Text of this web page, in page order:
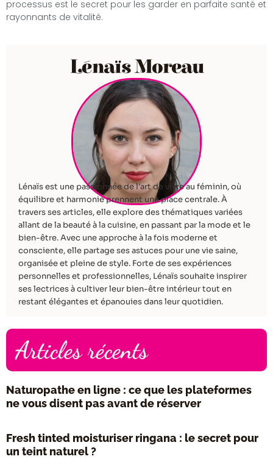
processus est le secret pour les garder en parfaite santé et
rayonnants de vitalité.
Lénaïs Moreau
Lénaïs est une passionnée de l’art de vivre au féminin, où
équilibre et harmonie prennent une place centrale. À
travers ses articles, elle explore des thématiques variées
allant de la beauté à la cuisine, en passant par la mode et le
bien-être. Avec une approche à la fois moderne et
consciente, elle partage ses astuces pour une vie saine,
organisée et pleine de style. Forte de ses expériences
personnelles et professionnelles, Lénaïs souhaite inspirer
ses lectrices à cultiver leur bien-être intérieur tout en
restant élégantes et épanouies dans leur quotidien.
Articles récents
Naturopathe en ligne : ce que les plateformes
ne vous disent pas avant de réserver
Fresh tinted moisturiser ringana : le secret pour
un teint naturel ?